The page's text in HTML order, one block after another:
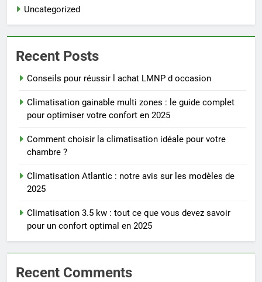
Uncategorized
Recent Posts
Conseils pour réussir l achat LMNP d occasion
Climatisation gainable multi zones : le guide complet
pour optimiser votre confort en 2025
Comment choisir la climatisation idéale pour votre
chambre ?
Climatisation Atlantic : notre avis sur les modèles de
2025
Climatisation 3.5 kw : tout ce que vous devez savoir
pour un confort optimal en 2025
Recent Comments